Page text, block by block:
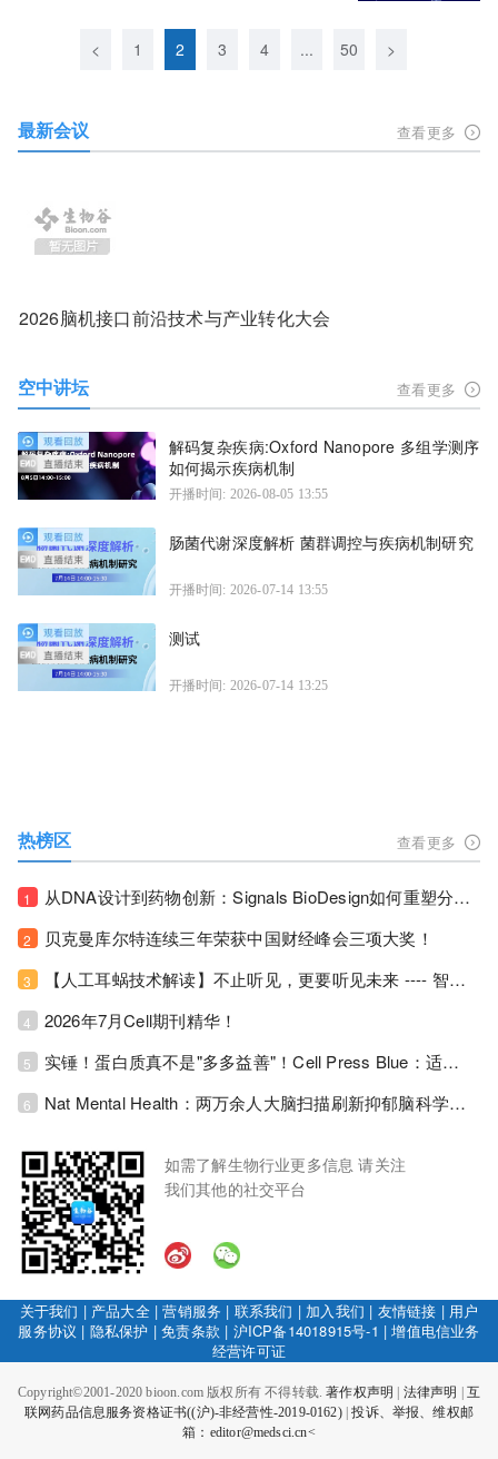
< 1 2 3 4 ... 50 >
最新会议 查看更多
2026脑机接口前沿技术与产业转化大会
空中讲坛 查看更多
解码复杂疾病:Oxford Nanopore 多组学测序
如何揭示疾病机制
开播时间: 2026-08-05 13:55
肠菌代谢深度解析 菌群调控与疾病机制研究
开播时间: 2026-07-14 13:55
测试
开播时间: 2026-07-14 13:25
热榜区 查看更多
1 从DNA设计到药物创新：Signals BioDesign如何重塑分子生物学研发生态！
2 贝克曼库尔特连续三年荣获中国财经峰会三项大奖！
3 【人工耳蜗技术解读】不止听见，更要听见未来 ---- 智能耳蜗，开启人工耳蜗技术新纪元！
4 2026年7月Cell期刊精华！
5 实锤！蛋白质真不是"多多益善"！Cell Press Blue：适度限蛋白，反而拉长健康寿命！
6 Nat Mental Health：两万余人大脑扫描刷新抑郁脑科学认知！抑郁不只是情绪病，视觉、运动脑区同步受损！
如需了解生物行业更多信息 请关注
我们其他的社交平台
关于我们 | 产品大全|营销服务 | 联系我们 | 加入我们 | 友情链接 | 用户
服务协议 | 隐私保护 |免责条款 | 沪ICP备14018915号-1 |增值电信业务
经营许可证
Copyright©2001-2020 bioon.com 版权所有 不得转载.著作权声明 法律声明
互
联网药品信息服务资格证书((沪)-非经营性-2019-0162)|投诉、举报、维权邮
箱：editor@medsci.cn<